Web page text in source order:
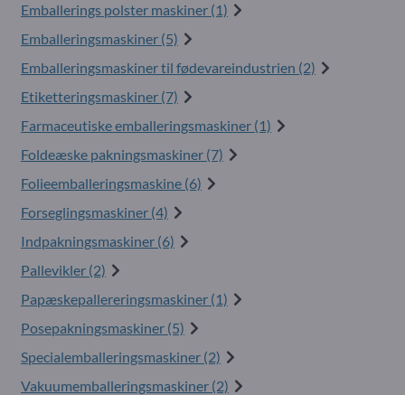
Emballerings polster maskiner (1)
Emballeringsmaskiner (5)
Emballeringsmaskiner til fødevareindustrien (2)
Etiketteringsmaskiner (7)
Farmaceutiske emballeringsmaskiner (1)
Foldeæske pakningsmaskiner (7)
Folieemballeringsmaskine (6)
Forseglingsmaskiner (4)
Indpakningsmaskiner (6)
Pallevikler (2)
Papæskepallereringsmaskiner (1)
Posepakningsmaskiner (5)
Specialemballeringsmaskiner (2)
Vakuumemballeringsmaskiner (2)